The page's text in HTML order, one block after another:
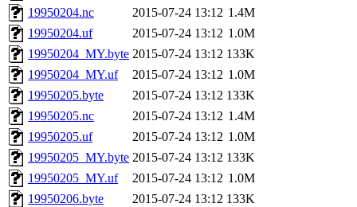
19950204.nc
2015-07-24 13:12 1.4M
19950204.uf
2015-07-24 13:12 1.0M
19950204_MY.byte 2015-07-24 13:12 133K
19950204_MY.uf
2015-07-24 13:12 1.0M
19950205.byte
2015-07-24 13:12 133K
19950205.nc
2015-07-24 13:12 1.4M
19950205.uf
2015-07-24 13:12 1.0M
19950205_MY.byte 2015-07-24 13:12 133K
19950205_MY.uf
2015-07-24 13:12 1.0M
19950206.byte
2015-07-24 13:12 133K